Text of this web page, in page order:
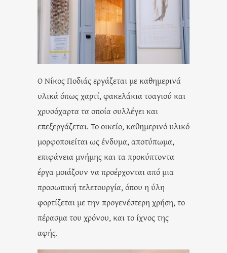
Ο Νίκος Ποδιάς εργάζεται με καθημερινά
υλικά όπως χαρτί, φακελάκια τσαγιού και
χρυσόχαρτα τα οποία συλλέγει και
επεξεργάζεται. Το οικείο, καθημερινό υλικό
μορφοποιείται ως ένδυμα, αποτύπωμα,
επιφάνεια μνήμης και τα προκύπτοντα
έργα μοιάζουν να προέρχονται από μια
προσωπική τελετουργία, όπου η ύλη
φορτίζεται με την προγενέστερη χρήση, το
πέρασμα του χρόνου, και το ίχνος της
αφής.